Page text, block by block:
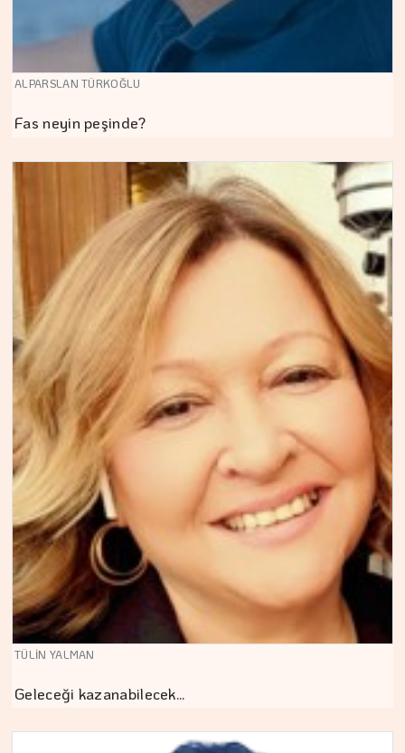
ALPARSLAN TÜRKOĞLU
Fas neyin peşinde?
TÜLİN YALMAN
Geleceği kazanabilecek…